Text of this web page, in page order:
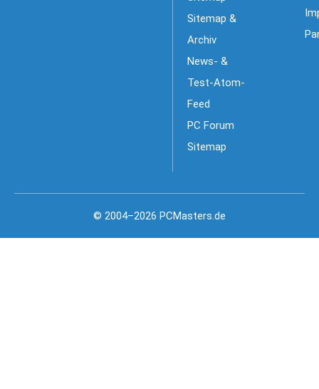
Sitemap &
Archiv
News- &
Test-Atom-
Feed
PC Forum
Sitemap
© 2004–2026 PCMasters.de